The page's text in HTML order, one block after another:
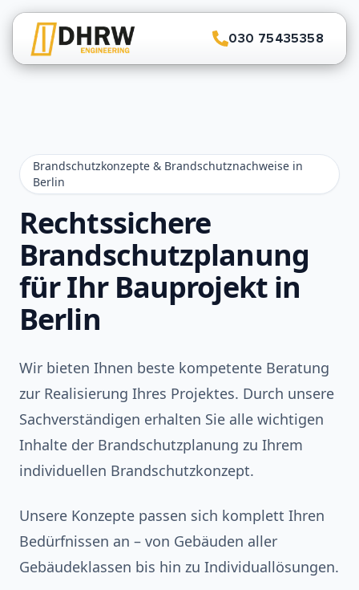
030 75435358
Brandschutzkonzepte & Brandschutznachweise in
Berlin
Rechtssichere
Brandschutzplanung
für Ihr Bauprojekt in
Berlin
Wir bieten Ihnen beste kompetente Beratung
zur Realisierung Ihres Projektes. Durch unsere
Sachverständigen erhalten Sie alle wichtigen
Inhalte der Brandschutzplanung zu Ihrem
individuellen Brandschutzkonzept.
Unsere Konzepte passen sich komplett Ihren
Bedürfnissen an – von Gebäuden aller
Gebäudeklassen bis hin zu Individuallösungen.